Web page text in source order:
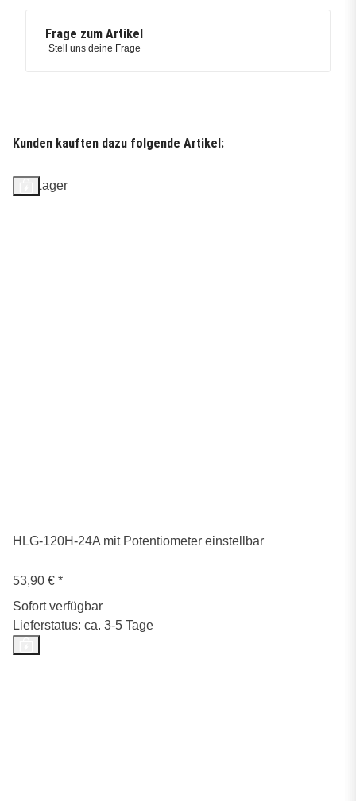
Frage zum Artikel
Stell uns deine Frage
Kunden kauften dazu folgende Artikel:
Auf Lager
HLG-120H-24A mit Potentiometer einstellbar
53,90 € *
Sofort verfügbar
Lieferstatus: ca. 3-5 Tage